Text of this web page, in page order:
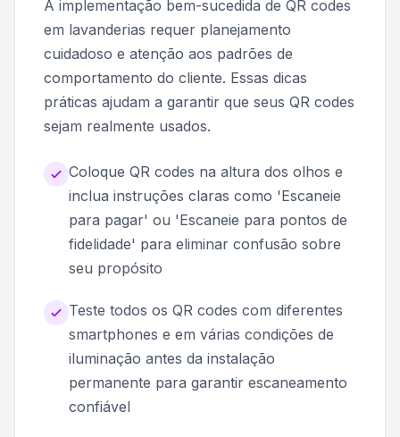
A implementação bem-sucedida de QR codes
em lavanderias requer planejamento
cuidadoso e atenção aos padrões de
comportamento do cliente. Essas dicas
práticas ajudam a garantir que seus QR codes
sejam realmente usados.
Coloque QR codes na altura dos olhos e
inclua instruções claras como 'Escaneie
para pagar' ou 'Escaneie para pontos de
fidelidade' para eliminar confusão sobre
seu propósito
Teste todos os QR codes com diferentes
smartphones e em várias condições de
iluminação antes da instalação
permanente para garantir escaneamento
confiável